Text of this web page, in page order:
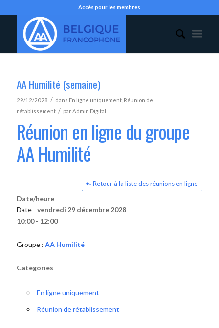
Accès pour les membres
AA Humilité (semaine)
29/12/2028 / dans En ligne uniquement, Réunion de
rétablissement / parAdmin Digital
Réunion en ligne du groupe
AA Humilité
Retour à la liste des réunions en ligne
Date/heure
Date - vendredi 29 décembre 2028
10:00 - 12:00
Groupe : AA Humilité
Catégories
En ligne uniquement
Réunion de rétablissement